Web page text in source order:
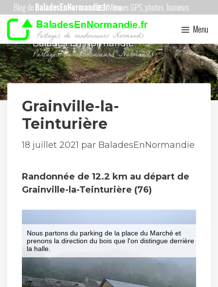
Aller
au
contenu
Menu
Menu
Balades En Normandie
Grainville-la-
Teinturière
18 juillet 2021 par BaladesEnNormandie
Randonnée de 12.2 km au départ de
Grainville-la-Teinturière (76)